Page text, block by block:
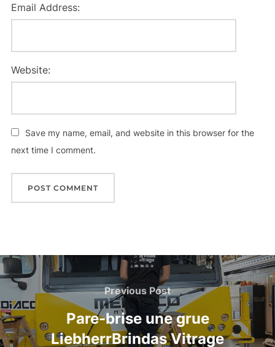
Email Address:
Website:
Save my name, email, and website in this browser for the
next time I comment.
Previous Post
Pare-brise une grue
LiebherrBrindas Vitrage